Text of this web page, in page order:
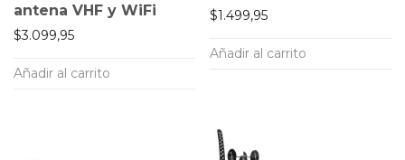
antena VHF y WiFi
$3.099,95
Añadir al carrito
$1.499,95
Añadir al carrito